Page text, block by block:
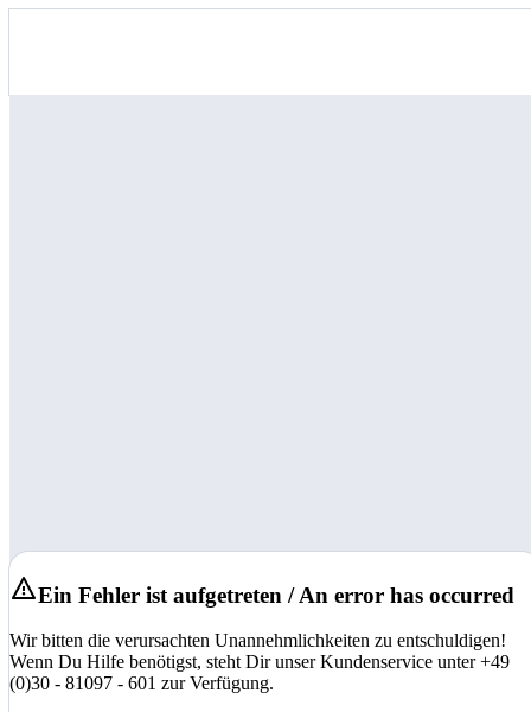
Ein Fehler ist aufgetreten / An error has occurred
Wir bitten die verursachten Unannehmlichkeiten zu entschuldigen!
Wenn Du Hilfe benötigst, steht Dir unser Kundenservice unter +49
(0)30 - 81097 - 601 zur Verfügung.